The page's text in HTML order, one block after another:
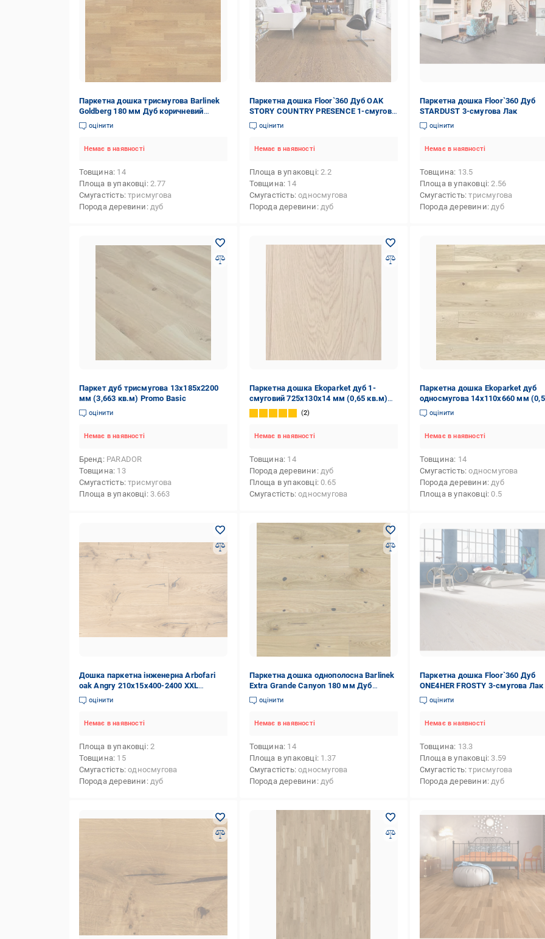
Паркетна дошка триcмугова Barlinek
Goldberg 180 мм Дуб коричневий
(30168130)
оцінити
Немає в наявності
Товщина 14
Площа в упаковці 2.77
Смугастість трисмугова
Порода деревини дуб
Паркетна дошка Floor`360 Дуб OAK
STORY COUNTRY PRESENCE 1-смугова
Маслооцінити
Немає в наявності
Площа в упаковці 2.2
Товщина 14
Смугастість односмугова
Порода деревини дуб
Паркетна дошка Floor`360 Дуб
STARDUST 3-смугова Лак
оцінити
Немає в наявності
Товщина 13.5
Площа в упаковці 2.56
Смугастість трисмугова
Порода деревини дуб
Паркет дуб трисмугова 13х185х2200
мм (3,663 кв.м) Promo Basic
оцінити
Немає в наявності
Бренд PARADOR
Товщина 13
Смугастість трисмугова
Площа в упаковці 3.663
Паркетна дошка Ekoparket дуб 1-
смуговий 725х130х14 мм (0,65 кв.м)
Perfect
2
Немає в наявності
Товщина 14
Порода деревини дуб
Площа в упаковці 0.65
Смугастість односмугова
Паркетна дошка Ekoparket дуб
односмугова 14х110х660 мм (0,5
Graziaоцінити
Немає в наявності
Товщина 14
Смугастість односмугова
Порода деревини дуб
Площа в упаковці 0.5
Дошка паркетна інженерна Arbofari
oak Angry 210x15x400-2400 XXL
(002210)
оцінити
Немає в наявності
Площа в упаковці 2
Товщина 15
Смугастість односмугова
Порода деревини дуб
Паркетна дошка однополосна Barlinek
Extra Grande Canyon 180 мм Дуб
(30226754)
оцінити
Немає в наявності
Товщина 14
Площа в упаковці 1.37
Смугастість односмугова
Порода деревини дуб
Паркетна дошка Floor`360 Дуб
ONE4HER FROSTY 3-смугова Лак
оцінити
Немає в наявності
Товщина 13.3
Площа в упаковці 3.59
Смугастість трисмугова
Порода деревини дуб